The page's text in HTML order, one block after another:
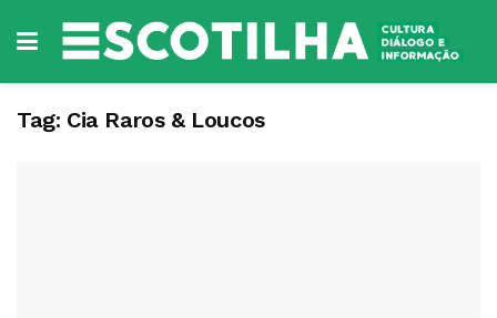
Tag: Cia Raros & Loucos